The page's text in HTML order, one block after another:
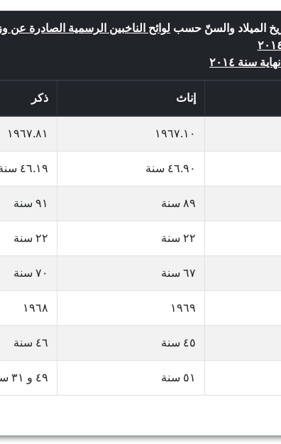
الميلاد والسنّ حسب لوائح الناخبين الرسمية الصادرة عن
سنة ٢٠١٤
إناث ذكر
١٩٦٧.١٠ ١٩٦٧.٨١
٤٦.٩٠ سنة ٤٦.١٩ سنة
٨٩ سنة ٩١ سنة
٢٢ سنة ٢٢ سنة
٦٧ سنة ٧٠ سنة
١٩٦٩ ١٩٦٨
٤٥ سنة ٤٦ سنة
٥١ سنة ٤٩ و ٣١ سنة